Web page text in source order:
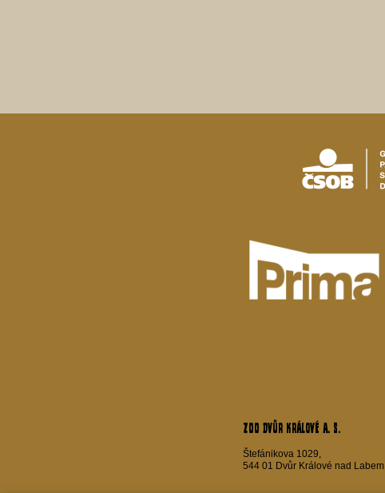
ZOO Dvůr Králové a. s.
Štefánikova 1029,
544 01 Dvůr Králové nad Labem